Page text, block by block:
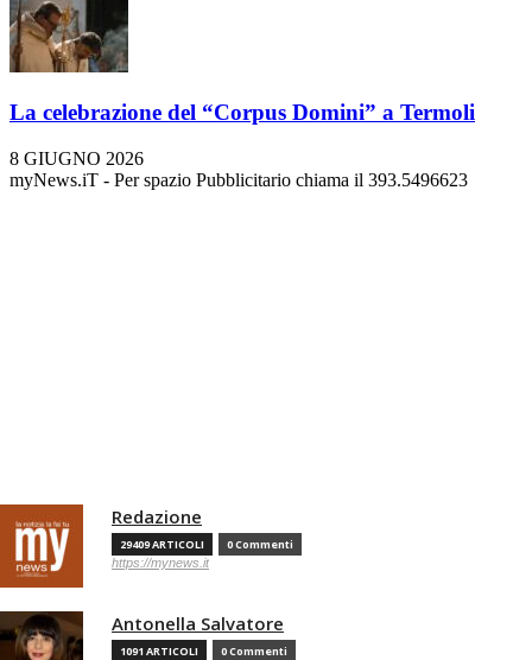
La celebrazione del “Corpus Domini” a Termoli
8 GIUGNO 2026
myNews.iT - Per spazio Pubblicitario chiama il 393.5496623
Redazione
29409 ARTICOLI 0 Commenti
https://mynews.it
Antonella Salvatore
1091 ARTICOLI 0 Commenti